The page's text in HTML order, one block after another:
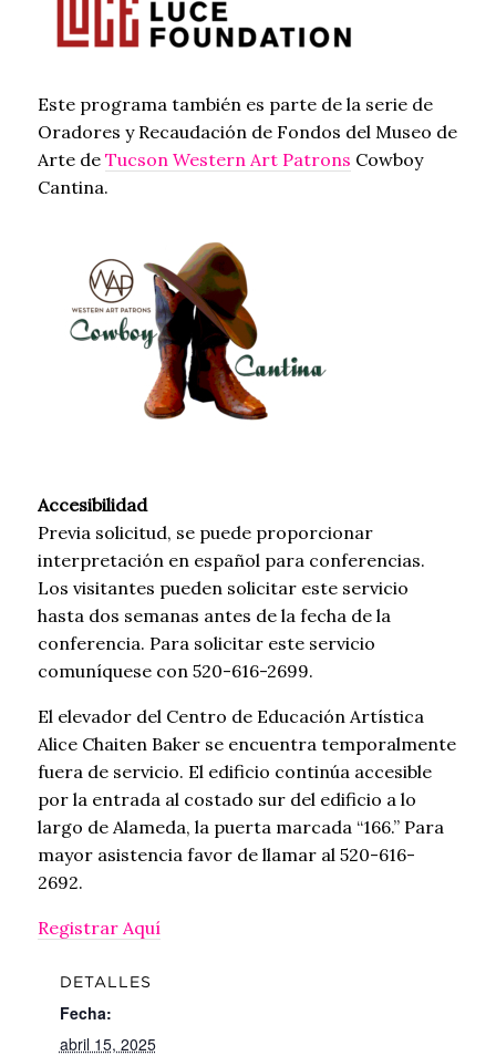
Este programa también es parte de la serie de
Oradores y Recaudación de Fondos del Museo de
Arte de Tucson Western Art Patrons Cowboy
Cantina.
Accesibilidad
Previa solicitud, se puede proporcionar
interpretación en español para conferencias.
Los visitantes pueden solicitar este servicio
hasta dos semanas antes de la fecha de la
conferencia. Para solicitar este servicio
comuníquese con 520-616-2699.
El elevador del Centro de Educación Artística
Alice Chaiten Baker se encuentra temporalmente
fuera de servicio. El edificio continúa accesible
por la entrada al costado sur del edificio a lo
largo de Alameda, la puerta marcada “166.” Para
mayor asistencia favor de llamar al 520-616-
2692.
Registrar Aquí
DETALLES
Fecha:
abril 15, 2025